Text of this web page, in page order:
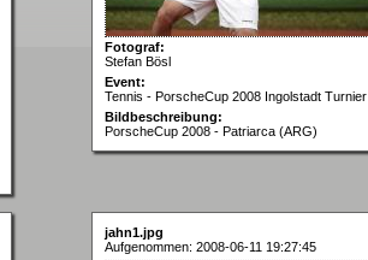
Fotograf:
Stefan Bösl
Event:
Tennis - PorscheCup 2008 Ingolstadt Turnier
Bildbeschreibung:
PorscheCup 2008 - Patriarca (ARG)
jahn1.jpg
Aufgenommen: 2008-06-11 19:27:45